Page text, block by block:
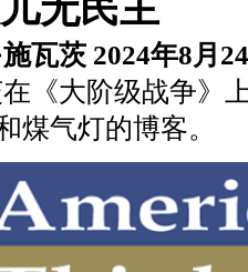
无民主
瓦茨 2024年8月
《大阶级战争》
煤气灯的博客。